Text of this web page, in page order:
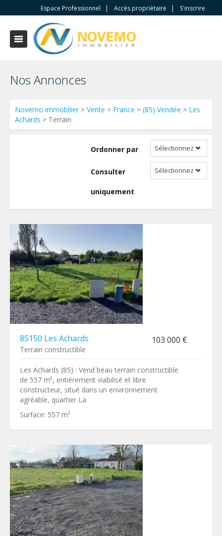
Espace Professionnel Accès propriètaire S'inscrire
Nos Annonces
Novemo immobilier> Vente > France > (85) Vendée > Les
Achards > Terrain
Ordonner par Sélectionnez
Consulter
uniquement
Sélectionnez
85150 Les Achards 103 000 €
Terrain constructible
Les Achards (85) : Vend beau terrain constructible
de 557 m², entièrement viabilisé et libre
constructeur, situé dans un environnement
agréable, quartier La
Surface: 557 m²